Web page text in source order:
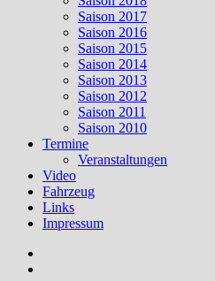
Saison 2017
Saison 2016
Saison 2015
Saison 2014
Saison 2013
Saison 2012
Saison 2011
Saison 2010
Termine
Veranstaltungen
Video
Fahrzeug
Links
Impressum